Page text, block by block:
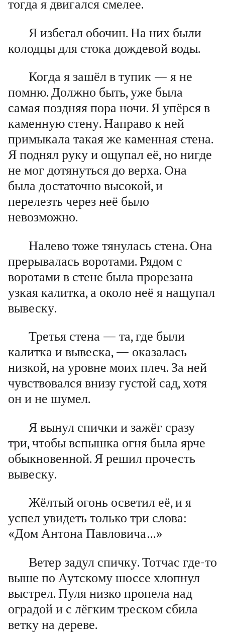
тогда я двигался смелее.
Я избегал обочин. На них были
колодцы для стока дождевой воды.
Когда я зашёл в тупик — я не
помню. Должно быть, уже была
самая поздняя пора ночи. Я упёрся в
каменную стену. Направо к ней
примыкала такая же каменная стена.
Я поднял руку и ощупал её, но нигде
не мог дотянуться до верха. Она
была достаточно высокой, и
перелезть через неё было
невозможно.
Налево тоже тянулась стена. Она
прерывалась воротами. Рядом с
воротами в стене была прорезана
узкая калитка, а около неё я нащупал
вывеску.
Третья стена — та, где были
калитка и вывеска, — оказалась
низкой, на уровне моих плеч. За ней
чувствовался внизу густой сад, хотя
он и не шумел.
Я вынул спички и зажёг сразу
три, чтобы вспышка огня была ярче
обыкновенной. Я решил прочесть
вывеску.
Жёлтый огонь осветил её, и я
успел увидеть только три слова:
«Дом Антона Павловича…»
Ветер задул спичку. Тотчас где-то
выше по Аутскому шоссе хлопнул
выстрел. Пуля низко пропела над
оградой и с лёгким треском сбила
ветку на дереве.